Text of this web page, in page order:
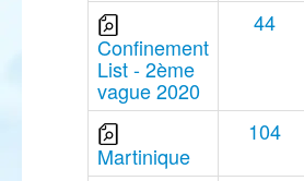
Confinement
List - 2ème
vague 2020
44
Martinique
104